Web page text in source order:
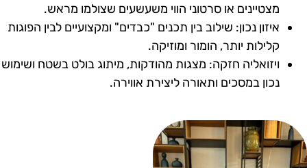
מצטיינים או סרטוני הווי משעשעים שצולמו מראש.
איזון נכון: שילוב בין תכנים "כבדים" ומקצועיים לבין הפוגות
קלילות יותר, הומור ומוזיקה.
ויזואליה חזקה: מצגות מהודקות, מיתוג בולט בשטח ושימוש
נכון במסכים ותאורה ליצירת אווירה.